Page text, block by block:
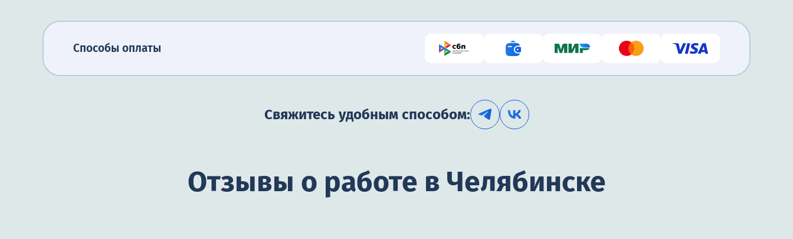
Способы оплаты
Свяжитесь удобным способом:
Отзывы о работе в Челябинске